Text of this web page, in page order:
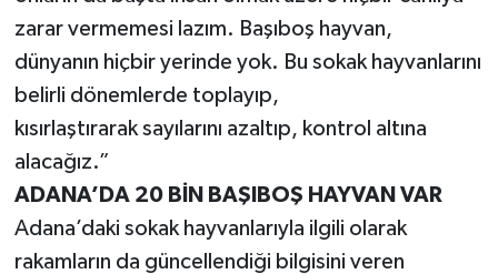
zarar vermemesi lazım. Başıboş hayvan,
dünyanın hiçbir yerinde yok. Bu sokak hayvanlarını
belirli dönemlerde toplayıp,
kısırlaştırarak sayılarını azaltıp, kontrol altına
alacağız.”
ADANA’DA 20 BİN BAŞIBOŞ HAYVAN VAR
Adana’daki sokak hayvanlarıyla ilgili olarak
rakamların da güncellendiği bilgisini veren